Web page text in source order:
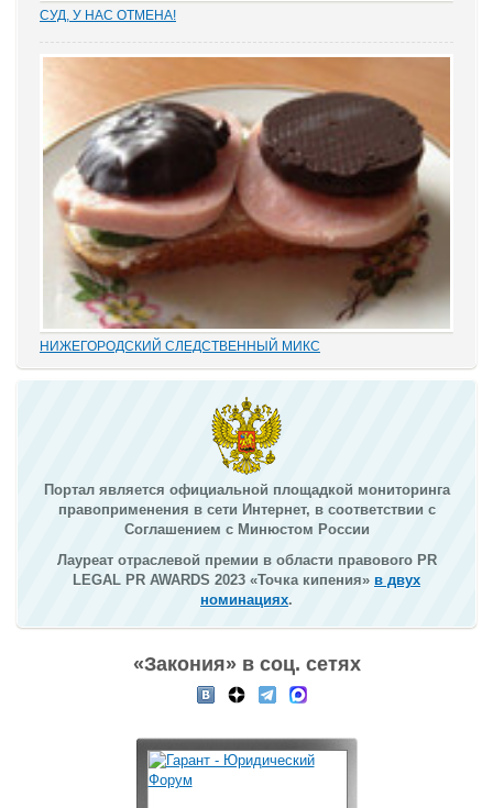
СУД, У НАС ОТМЕНА!
«прокручивая» маховик судебной триады? На площадках
адвокатских сообществ встречаются просто уникальные...
НИЖЕГОРОДСКИЙ СЛЕДСТВЕННЫЙ МИКС
В этом деле «прекрасно» все: от такой «малости», как
переписывание карандашиком на папке статей обвинения без
положенного по УПК РФ закрытия одного и возбуждения другого
дела, до того, что по всем законам...
Портал является официальной площадкой мониторинга
правоприменения в сети Интернет, в соответствии с
Соглашением с Минюстом России
Лауреат отраслевой премии в области правового PR
LEGAL PR AWARDS 2023 «Точка кипения» в двух
номинациях.
«Закония» в соц. сетях